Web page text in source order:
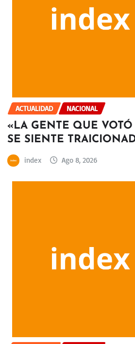
ACTUALIDAD NACIONAL
«LA GENTE QUE
SE SIENTE
index Ago 8, 2026